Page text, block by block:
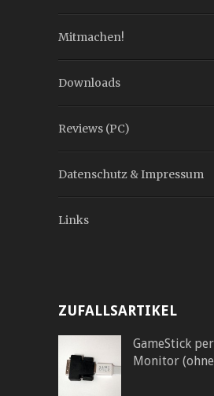
Mitmachen!
Downloads
Reviews (PC)
Datenschutz & Impressum
Links
ZUFALLSARTIKEL
GameStick
Monitor (ohne